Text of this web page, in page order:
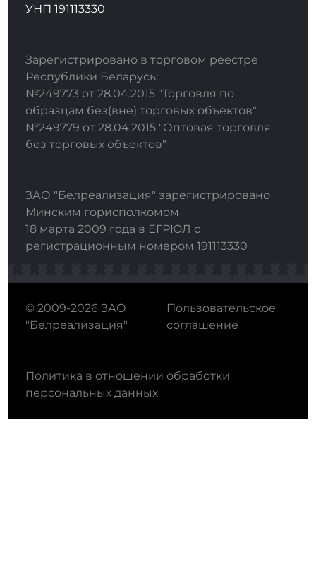
УНП 191113330
Зарегистрировано в торговом реестре
Республики Беларусь:
№249773 от 28.04.2015 "Торговля по
образцам без(вне) торговых объектов"
№249779 от 28.04.2015 "Оптовая торговля
без торговых объектов"
ЗАО "Белреализация" зарегистрировано
Минским горисполкомом
18 марта 2009 года в ЕГРЮЛ с
регистрационным номером 191113330
© 2009-2026 ЗАО
"Белреализация"
Пользовательское
соглашение
Политика в отношении обработки
персональных данных